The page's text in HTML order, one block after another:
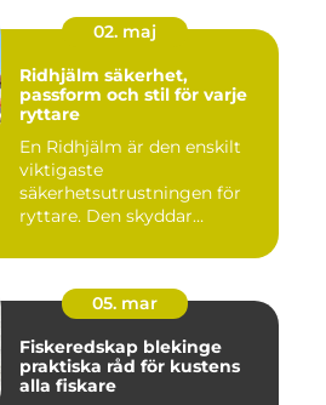
02. maj
Ridhjälm säkerhet,
passform och stil för varje
ryttare
En Ridhjälm är den enskilt
viktigaste
säkerhetsutrustningen för
ryttare. Den skyddar
05. mar
Fiskeredskap blekinge
praktiska råd för kustens
alla fiskare